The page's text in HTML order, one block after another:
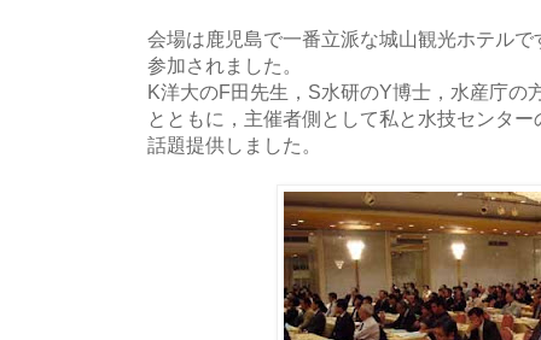
会場は鹿児島で一番立派な城山観光ホテル
参加されました。
K洋大のF田先生，S水研のY博士，水産庁の
とともに，主催者側として私と水技センタ
話題提供しました。